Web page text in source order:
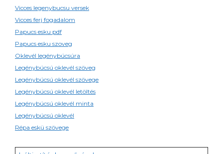
Vicces legenybucsu versek
Vicces ferj fogadalom
Papucs esku pdf
Papucs esku szoveg
Oklevél legénybúcsúra
Legénybúcsú oklevél szöveg
Legénybúcsú oklevél szövege
Legénybúcsú oklevél letöltés
Legénybúcsú oklevél minta
Legénybúcsú oklevél
Répa eskü szövege